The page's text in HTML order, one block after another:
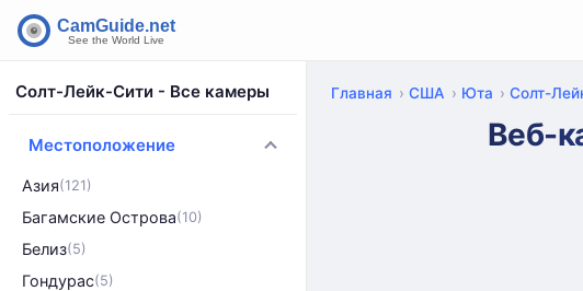
Солт-Лейк-Сити - Все камеры
Местоположение
Азия(121)
Багамские Острова(10)
Белиз(5)
Гондурас(5)
Главная США Юта Солт-
Веб-